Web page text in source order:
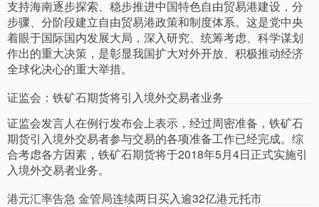
支持海南逐步探索、稳步推进中国特色自由贸易港建设，分
步骤、分阶段建立自由贸易港政策和制度体系。这是党中央
着眼于国际国内发展大局，深入研究、统筹考虑、科学谋划
作出的重大决策，是彰显我国扩大对外开放、积极推动经济
全球化决心的重大举措。
证监会：铁矿石期货将引入境外交易者业务
证监会发言人在例行发布会上表示，经过周密准备，铁矿石
期货引入境外交易者参与交易的各项准备工作已经完成。综
合考虑各方因素，铁矿石期货将于2018年5月4日正式实施引
入境外交易者业务。
港元汇率告急 金管局连续两日买入逾32亿港元托市